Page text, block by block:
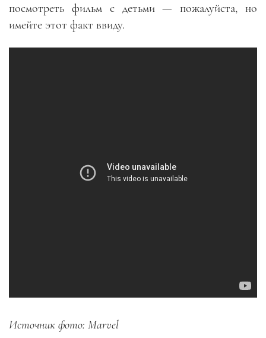
посмотреть фильм с детьми — пожалуйста, но
имейте этот факт ввиду.
Источник фото: Marvel